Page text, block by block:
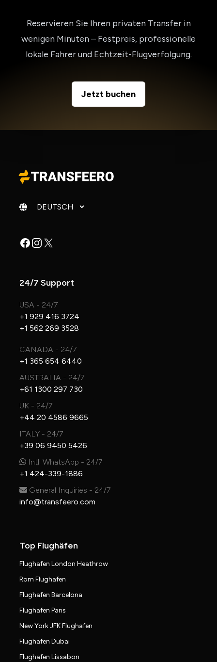
Reservieren Sie Ihren privaten Transfer in
wenigen Minuten – Festpreis, professionelle
lokale Fahrer und Echtzeit-Flugverfolgung.
Jetzt buchen
Sprache ändern
Facebook
Instagram
X
24/7 Support
USA - 24/7
+1 929 416 3724
+1 562 269 3528
CANADA - 24/7
+1 365 654 6440
AUSTRALIA - 24/7
+61 1300 297 730
UK - 24/7
+44 20 4586 9665
ITALY - 24/7
+39 06 9450 5426
Intl. WhatsApp - 24/7
+1 424-339-1886
General Inquiries - 24/7
info@transfeero.com
Top Flughäfen
Flughafen London Heathrow
Rom Flughafen
Flughafen Barcelona
Flughafen Paris
New York JFK Flughafen
Flughafen Dubai
Flughafen Lissabon